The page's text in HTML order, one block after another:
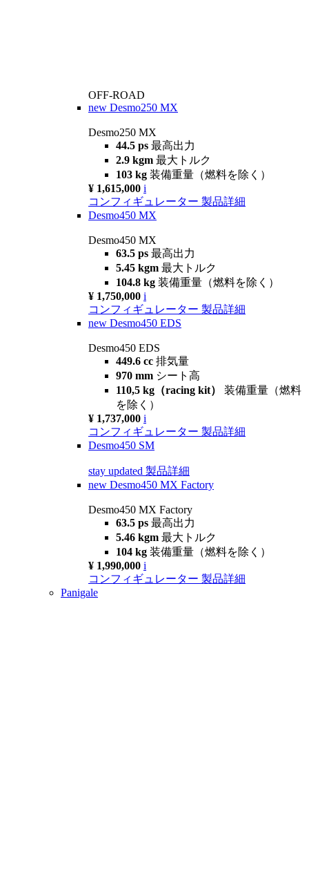
OFF-ROAD
new Desmo250 MX
Desmo250 MX
44.5 ps 最高出力
2.9 kgm 最大トルク
103 kg 装備重量（燃料を除く）
¥ 1,615,000 i
コンフィギュレーター 製品詳細
Desmo450 MX
Desmo450 MX
63.5 ps 最高出力
5.45 kgm 最大トルク
104.8 kg 装備重量（燃料を除く）
¥ 1,750,000 i
コンフィギュレーター 製品詳細
new Desmo450 EDS
Desmo450 EDS
449.6 cc 排気量
970 mm シート高
110,5 kg（racing kit） 装備重量（燃料
を除く）
¥ 1,737,000 i
コンフィギュレーター 製品詳細
Desmo450 SM
stay updated 製品詳細
new Desmo450 MX Factory
Desmo450 MX Factory
63.5 ps 最高出力
5.46 kgm 最大トルク
104 kg 装備重量（燃料を除く）
¥ 1,990,000 i
コンフィギュレーター 製品詳細
Panigale